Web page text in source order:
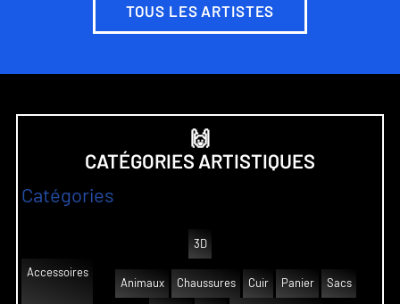
TOUS LES ARTISTES
🙌
CATÉGORIES ARTISTIQUES
Catégories
3D
Accessoires
Animaux
Chaussures Cuir Panier Sacs